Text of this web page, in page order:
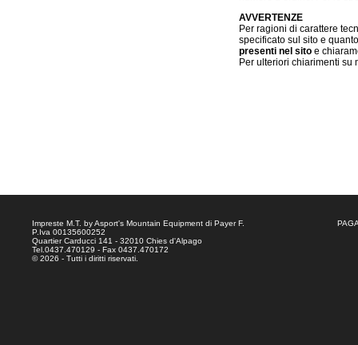
AVVERTENZE
Per ragioni di carattere
specificato sul sito e
presenti nel sito e
Per ulteriori chiarimenti
Impreste M.T. by Asport's Mountain Equipment di Payer F.
P.Iva 00135600252
Quartier Carducci 141 - 32010 Chies d'Alpago
Tel.0437.470129 - Fax 0437.470172
© 2026 - Tutti i diritti riservati.